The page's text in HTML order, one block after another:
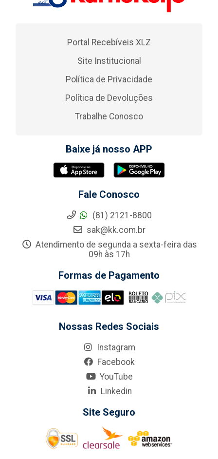
Portal Recebíveis XLZ
Site Institucional
Política de Privacidade
Política de Devoluções
Trabalhe Conosco
Baixe já nosso APP
Fale Conosco
(81) 2121-8800
sak@kk.com.br
Atendimento de segunda a sexta-feira das
09h às 17h
Formas de Pagamento
Nossas Redes Sociais
Instagram
Facebook
YouTube
Linkedin
Site Seguro